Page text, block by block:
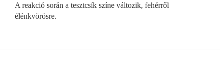
A reakció során a tesztcsík színe változik, fehérről
élénkvörösre.
L